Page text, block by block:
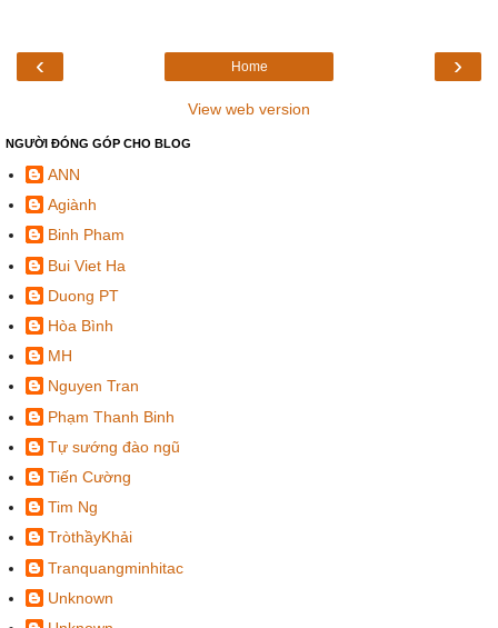
‹ ›
Home
View web version
NGƯỜI ĐÓNG GÓP CHO BLOG
ANN
Agiành
Binh Pham
Bui Viet Ha
Duong PT
Hòa Bình
MH
Nguyen Tran
Phạm Thanh Binh
Tự sướng đào ngũ
Tiến Cường
Tim Ng
TròthầyKhải
Tranquangminhitac
Unknown